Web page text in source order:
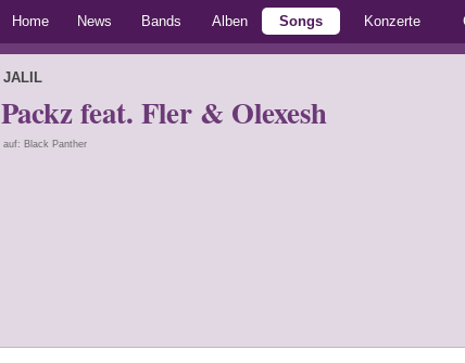
Home News Bands Alben Songs Konzerte
JALIL
Packz feat. Fler & Olexesh
auf: Black Panther